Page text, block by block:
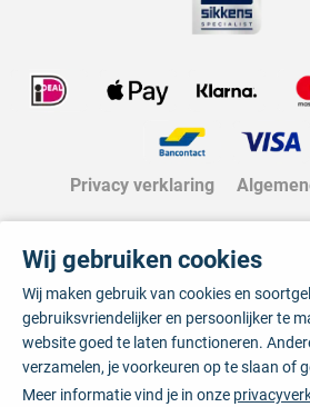
Privacy verklaring
Wij gebruiken cookies
Wij maken gebruik van cookies en
gebruiksvriendelijker en persoonlijker te
website goed te laten functioneren.
verzamelen, je voorkeuren op te slaan of
Meer informatie vind je in onze